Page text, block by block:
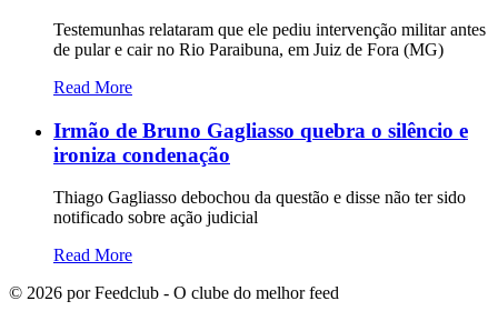
Testemunhas relataram que ele pediu intervenção militar antes
de pular e cair no Rio Paraibuna, em Juiz de Fora (MG)
Read More
Irmão de Bruno Gagliasso quebra o silêncio e
ironiza condenação
Thiago Gagliasso debochou da questão e disse não ter sido
notificado sobre ação judicial
Read More
© 2026 por Feedclub - O clube do melhor feed